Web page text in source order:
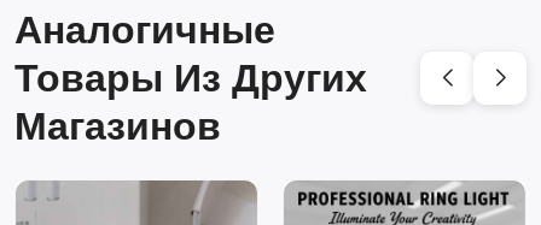
Аналогичные
Товары Из Других
Магазинов